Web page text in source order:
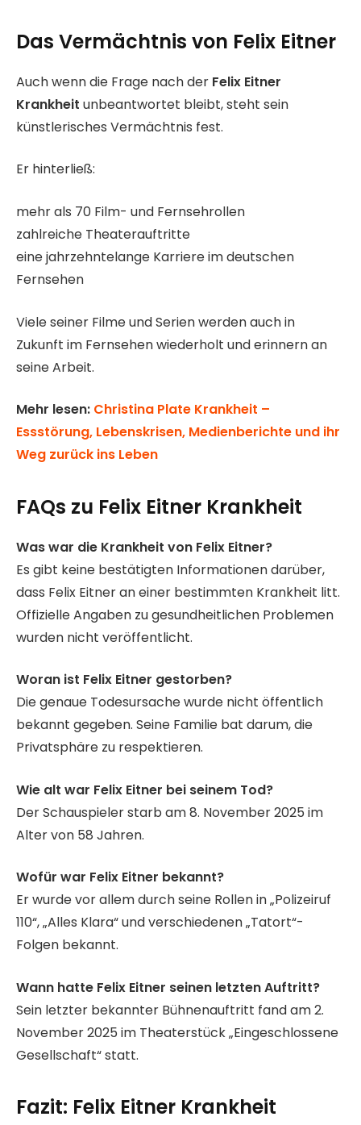
Das Vermächtnis von Felix Eitner
Auch wenn die Frage nach der Felix Eitner
Krankheit unbeantwortet bleibt, steht sein
künstlerisches Vermächtnis fest.
Er hinterließ:
mehr als 70 Film- und Fernsehrollen
zahlreiche Theaterauftritte
eine jahrzehntelange Karriere im deutschen
Fernsehen
Viele seiner Filme und Serien werden auch in
Zukunft im Fernsehen wiederholt und erinnern an
seine Arbeit.
Mehr lesen: Christina Plate Krankheit –
Essstörung, Lebenskrisen, Medienberichte und ihr
Weg zurück ins Leben
FAQs zu Felix Eitner Krankheit
Was war die Krankheit von Felix Eitner?
Es gibt keine bestätigten Informationen darüber,
dass Felix Eitner an einer bestimmten Krankheit litt.
Offizielle Angaben zu gesundheitlichen Problemen
wurden nicht veröffentlicht.
Woran ist Felix Eitner gestorben?
Die genaue Todesursache wurde nicht öffentlich
bekannt gegeben. Seine Familie bat darum, die
Privatsphäre zu respektieren.
Wie alt war Felix Eitner bei seinem Tod?
Der Schauspieler starb am 8. November 2025 im
Alter von 58 Jahren.
Wofür war Felix Eitner bekannt?
Er wurde vor allem durch seine Rollen in „Polizeiruf
110“, „Alles Klara“ und verschiedenen „Tatort“-
Folgen bekannt.
Wann hatte Felix Eitner seinen letzten Auftritt?
Sein letzter bekannter Bühnenauftritt fand am 2.
November 2025 im Theaterstück „Eingeschlossene
Gesellschaft“ statt.
Fazit: Felix Eitner Krankheit